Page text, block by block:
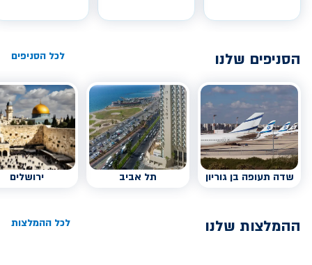
הסניפים שלנו לכל הסניפים
שדה תעופה בן גוריון תל אביב ירושלים
ההמלצות שלנו לכל ההמלצות